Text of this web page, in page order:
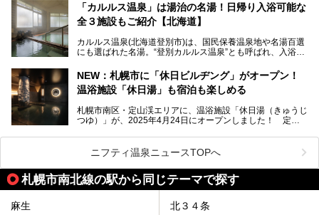
「川島旅館」は、豊富温泉の開湯当初から営業する老舗旅
館。とりわけ温泉の良さと名物のバター料理に定評があり、
の温泉や料理をはじめ、パブリックスペース・客室など宿の
全貌を徹底的にご紹介します！
「カルルス温泉」は湯治の名湯！日帰り入浴可能な
全３施設もご紹介【北海道】
カルルス温泉(北海道登別市)は、国民保養温泉地や名湯百選
にも選ばれた名湯。“登別カルルス温泉”とも呼ばれ、入浴剤
豊かな登別温泉とは対照的な存在で、今も湯治場的な要素が
残る閑静な温泉地です。
地体験し、カルルス温泉をご紹介。温泉地の概要や泉質解説
をはじめ、日帰り入浴可能な全３施設の紹介・周辺観光・ア
NEW：札幌市に「休日ビルヂング」がオープン！
温浴施設「休日湯」も宿泊も楽しめる
札幌市南区・定山渓エリアに、温浴施設「休日湯（きゅうじ
つゆ）」が、2025年4月24日にオープンしました！ 定山
この施設は、温泉・サウナの「休日湯」・ラウンジの「THE
LOUNGE DAYOF」・グルメ「休日洋麺店」・ホテル「エク
スクラメーションホテル」で構成された、まさに大人の癒し
空間。
今回は、そんな「休日ビルヂング」の魅力を5つのポイント
ニフティ温泉ニュースTOPへ
札幌市南北線の駅から同じテーマで探す
麻生 北３４条